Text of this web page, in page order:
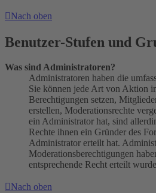
Nach oben
Benutzer-Stufen und
Was sind Administratoren?
Administratoren haben die
Sie können jede Art von Aktion
Berechtigungen setzen,
erstellen, Moderationsrechte
ein Administrator hat, sind
Rechte ihnen ein Gründer des
Administrator erteilt hat.
Moderationsberechtigungen
entsprechende Recht erteilt
Nach oben